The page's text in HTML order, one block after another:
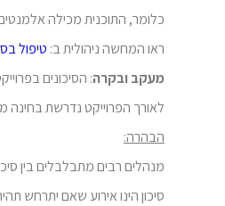
כלומר, התוכנית מכילה
ראו המחשה ניהולית ב: טיפול
מעקב ובקרה: הסיכונים
לאורך הפרוייקט נדרשת בחינה
הבהרה:
מנהלים רבים מתבלבלים בין
סיכון הינו אירוע שאם יתרחש